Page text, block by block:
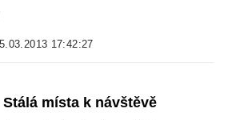
17:42:27
Stálá místa k návštěvě